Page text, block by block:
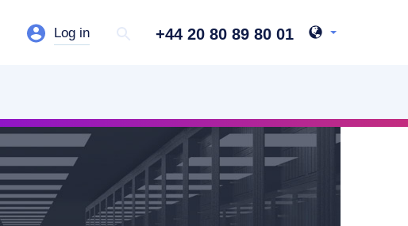
Log in +44 20 80 89 80 01